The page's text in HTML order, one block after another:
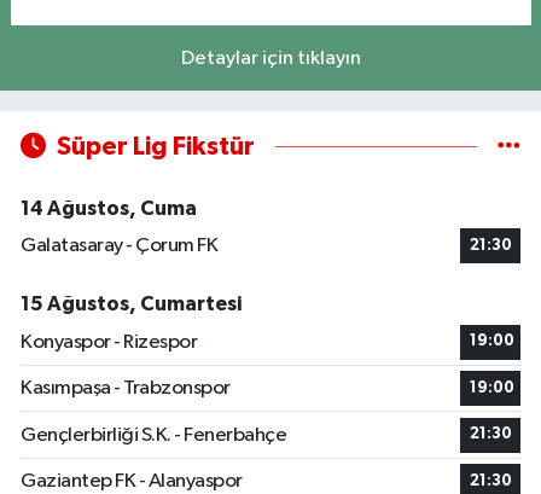
Detaylar için tıklayın
Süper Lig Fikstür
14 Ağustos, Cuma
Galatasaray - Çorum FK
21:30
15 Ağustos, Cumartesi
Konyaspor - Rizespor
19:00
Kasımpaşa - Trabzonspor 19:00
Gençlerbirliği S.K. - Fenerbahçe 21:30
Gaziantep FK - Alanyaspor 21:30